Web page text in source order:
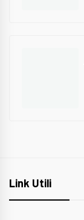
Link Utili